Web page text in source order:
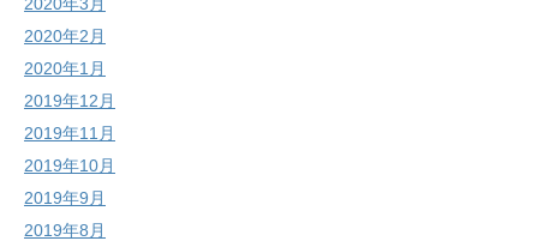
2020年2月
2020年1月
2019年12月
2019年11月
2019年10月
2019年9月
2019年8月